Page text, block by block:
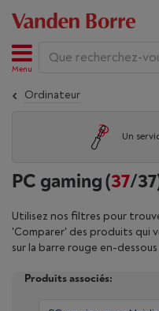
Menu
Ordinateur
Un
PC gaming(37/
Utilisez nos filtres pour
'Comparer' des produits qui
sur la barre rouge en-
Produits associés: